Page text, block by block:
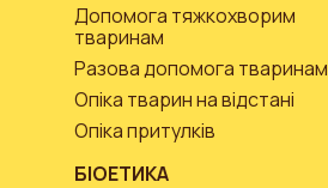
Допомога тяжкохворим
тваринам
Разова допомога тваринам
Опіка тварин на відстані
Опіка притулків
БІОЕТИКА